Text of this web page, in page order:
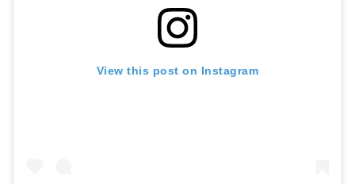
View this post on Instagram